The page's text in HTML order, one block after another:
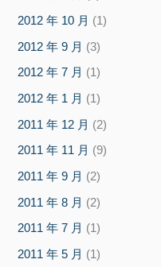
2012 年 10 月 (1)
2012 年 9 月 (3)
2012 年 7 月 (1)
2012 年 1 月 (1)
2011 年 12 月 (2)
2011 年 11 月 (9)
2011 年 9 月 (2)
2011 年 8 月 (2)
2011 年 7 月 (1)
2011 年 5 月 (1)